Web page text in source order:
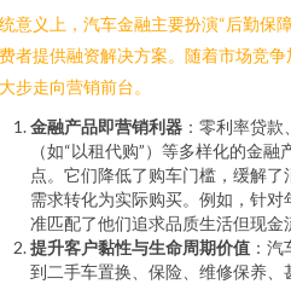
意义上，汽车金融主要扮演“后勤保
者提供融资解决方案。随着市场竞
步走向营销前台。
金融产品即营销利器 ：零利率贷
（如“以租代购”）等多样化的金
点。它们降低了购车门槛，缓解
需求转化为实际购买。例如，针
准匹配了他们追求品质生活但现金
提升客户黏性与生命周期价值 ：
到二手车置换、保险、维修保养